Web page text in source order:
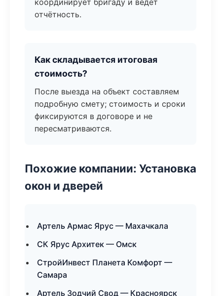
координирует бригаду и ведёт
отчётность.
Как складывается итоговая
стоимость?
После выезда на объект составляем
подробную смету; стоимость и сроки
фиксируются в договоре и не
пересматриваются.
Похожие компании: Установка
окон и дверей
Артель Армас Ярус — Махачкала
СК Ярус Архитек — Омск
СтройИнвест Планета Комфорт —
Самара
Артель Зодчий Свод — Красноярск